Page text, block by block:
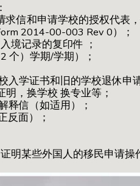
信和申请学校的授权代表
2014-00-003 Rev 0）；
境记录的复印件 ；
个）学期/学期）；
入学证书和旧的学校退休申
明，换学校 换专业等；
释信（如适用）；
反面）；
明某些外国人的移民申请